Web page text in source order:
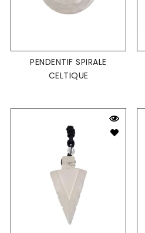
PENDENTIF SPIRALE
CELTIQUE